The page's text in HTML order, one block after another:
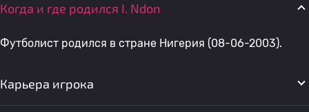
Когда и где родился I. Ndon
Футболист родился в стране Нигерия (08-06-2003).
Карьера игрока